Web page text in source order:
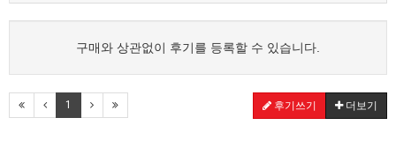
구매와 상관없이 후기를 등록할 수 있습니다.
1 후기쓰기 더보기